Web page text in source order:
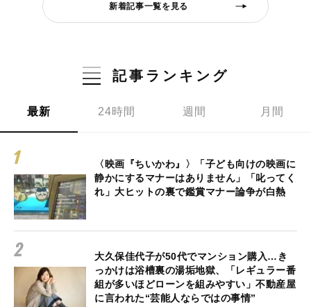
新着記事一覧を見る
記事ランキング
最新 24時間 週間 月間
〈映画『ちいかわ』〉「子ども向けの映画に
静かにするマナーはありません」「叱ってく
れ」大ヒットの裏で鑑賞マナー論争が白熱
大久保佳代子が50代でマンション購入…き
っかけは浴槽裏の湯垢地獄、「レギュラー番
組が多いほどローンを組みやすい」不動産屋
に言われた“芸能人ならではの事情”